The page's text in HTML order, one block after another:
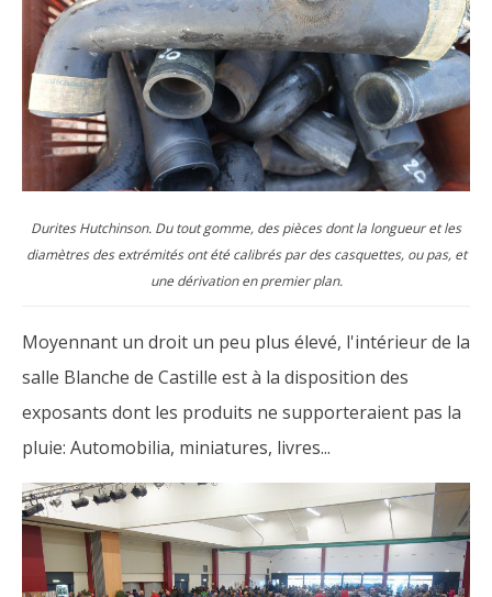
Durites Hutchinson. Du tout gomme, des pièces dont la longueur et les
diamètres des extrémités ont été calibrés par des casquettes, ou pas, et
une dérivation en premier plan.
Moyennant un droit un peu plus élevé, l'intérieur de la
salle Blanche de Castille est à la disposition des
exposants dont les produits ne supporteraient pas la
pluie: Automobilia, miniatures, livres...